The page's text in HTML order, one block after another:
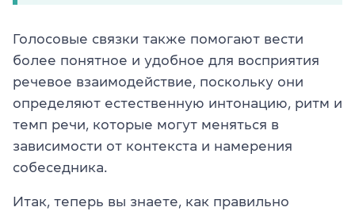
Голосовые связки также помогают вести
более понятное и удобное для восприятия
речевое взаимодействие, поскольку они
определяют естественную интонацию, ритм и
темп речи, которые могут меняться в
зависимости от контекста и намерения
собеседника.
Итак, теперь вы знаете, как правильно